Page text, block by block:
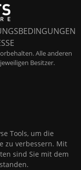
Alle anderen
Besitzer.
Tools, um die
zu verbessern. Mit
sind Sie mit dem